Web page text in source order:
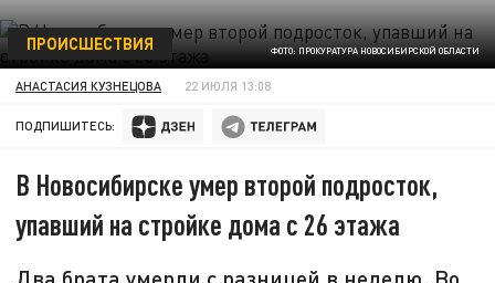
ФОТО: ПРОКУРАТУРА НОВОСИБИРСКОЙ ОБЛАСТИ
ПРОИСШЕСТВИЯ
АНАСТАСИЯ КУЗНЕЦОВА 22 ИЮЛЯ 13:08
ПОДПИШИТЕСЬ:
В Новосибирске умер второй подросток,
упавший на стройке дома с 26 этажа
Два брата умерли с разницей в неделю. Во